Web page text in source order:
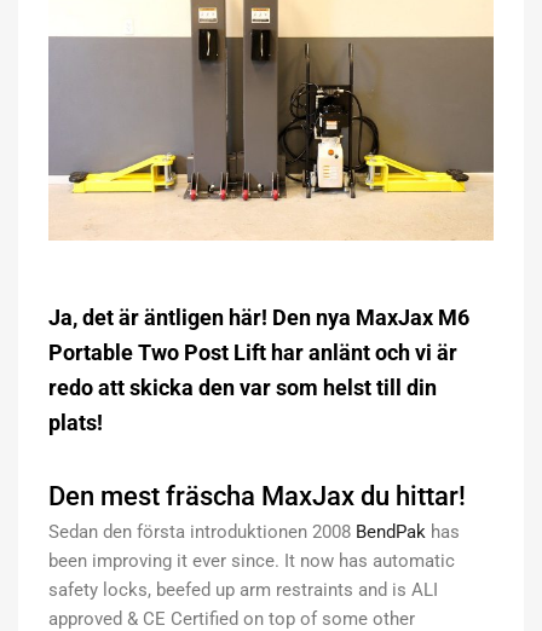
Ja, det är äntligen här! Den nya MaxJax M6
Portable Two Post Lift har anlänt och vi är
redo att skicka den var som helst till din
plats!
Den mest fräscha MaxJax du hittar!
Sedan den första introduktionen 2008 BendPak has
been improving it ever since. It now has automatic
safety locks, beefed up arm restraints and is ALI
approved & CE Certified on top of some other